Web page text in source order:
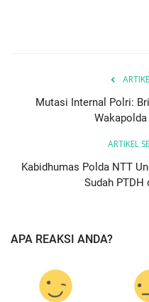
Mutasi Internal Polri:
Wakapolda
ARTIKEL
Kabidhumas Polda NTT
Sudah PTDH
APA REAKSI ANDA?